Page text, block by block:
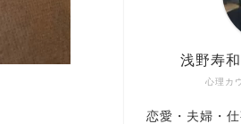
心理カ
浅野寿
恋愛・夫婦・